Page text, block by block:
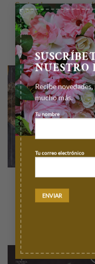
NUESTRO
Recibe
mucho más.
Tu nombre
Tu correo electrónico
Centro de mesa en copa
piezas)
$5,500.00
AÑADIR AL CARRITO
a
CENTROS DE MESA
Centro de mesa en tronco
(10 piezas)
$4,500.00